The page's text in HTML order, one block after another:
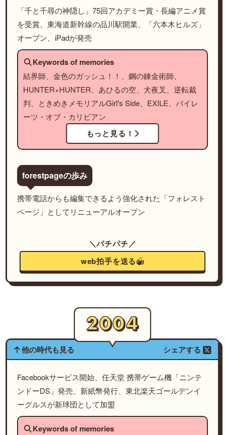
「千と千尋の神隠し」75回アカデミー賞・長編アニメ賞
を受賞、東海道新幹線の品川駅開業、「六本木ヒルズ」
オープン、iPadが発売
Keywords of memories
結界師、金色のガッシュ！！、鋼の錬金術師、
HUNTER×HUNTER、あひるの空、犬夜叉、逆転裁
判、ときめきメモリアルGirl's Side、EXILE、パイレ
ーツ・オブ・カリビアン
もっと見る！
forestpageの歩み
携帯電話からも編集できるよう強化された「フォレスト
ページ」としてリニューアルオープン
＼パチパチ／
web拍手を送る
他の時代も見る シェアする
Facebookサービス開始、任天堂 携帯ゲーム機「ニンテ
ンドーDS」発売、新紙幣発行、東北楽天ゴールデンイ
ーグルスが新球団として加盟
Keywords of memories